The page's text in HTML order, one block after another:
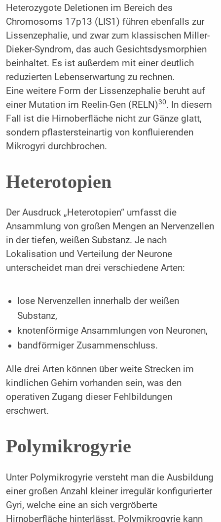
Heterozygote Deletionen im Bereich des
Chromosoms 17p13 (LIS1) führen ebenfalls zur
Lissenzephalie, und zwar zum klassischen Miller-
Dieker-Syndrom, das auch Gesichtsdysmorphien
beinhaltet. Es ist außerdem mit einer deutlich
reduzierten Lebenserwartung zu rechnen.
Eine weitere Form der Lissenzephalie beruht auf
einer Mutation im Reelin-Gen (RELN)30. In diesem
Fall ist die Hirnoberfläche nicht zur Gänze glatt,
sondern pflastersteinartig von konfluierenden
Mikrogyri durchbrochen.
Heterotopien
Der Ausdruck „Heterotopien“ umfasst die
Ansammlung von großen Mengen an Nervenzellen
in der tiefen, weißen Substanz. Je nach
Lokalisation und Verteilung der Neurone
unterscheidet man drei verschiedene Arten:
lose Nervenzellen innerhalb der weißen
Substanz,
knotenförmige Ansammlungen von Neuronen,
bandförmiger Zusammenschluss.
Alle drei Arten können über weite Strecken im
kindlichen Gehirn vorhanden sein, was den
operativen Zugang dieser Fehlbildungen
erschwert.
Polymikrogyrie
Unter Polymikrogyrie versteht man die Ausbildung
einer großen Anzahl kleiner irregulär konfigurierter
Gyri, welche eine an sich vergröberte
Hirnoberfläche hinterlässt. Polymikrogyrie kann